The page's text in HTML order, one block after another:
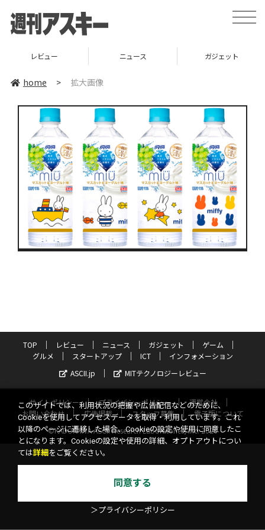
toggle
レビュー ニュース ガジェット
home > 拡大画像
TOP レビュー ニュース ガジェット
ゲーム
グルメ
スタートアップ ICT
インフォメーション
ASCII.jp
MITテクノロジーレビュー
サイトポリシー プライバシーポリシー
運営会社
お問い合わせ
広告掲載 スタッフ募集
電子版について
©KADOKAWA ASCII Research Laboratories, Inc. 2026
このサイトでは、利用状況の把握や広告配信などのために、
Cookieを使用してアクセスデータを取得・利用しています。これ
以降のページに遷移した場合、Cookieの設定や使用に同意したこ
とになります。Cookieの設定や使用の詳細、オプトアウトについ
ては詳細 をご覧ください。
同意する
＞プライバシーポリシー